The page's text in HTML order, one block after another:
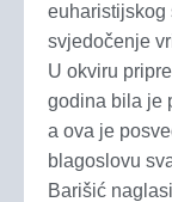
euharistijskog
svjedočenje
U okviru
godina bila je
a ova je
blagoslovu
Barišić